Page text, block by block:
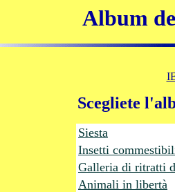
Album
Scegliete
Siesta
Insetti
Galleria di ritratti
Animali in libertà